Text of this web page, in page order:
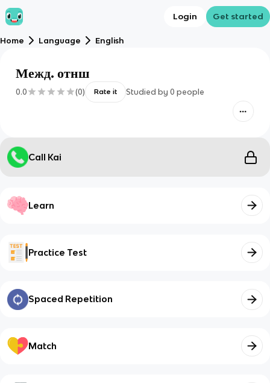
Login Get started
Home Language English
Межд. отнш
0.0 (0) Rate it Studied by 0 people
Call Kai
Learn
Practice Test
Spaced Repetition
Match